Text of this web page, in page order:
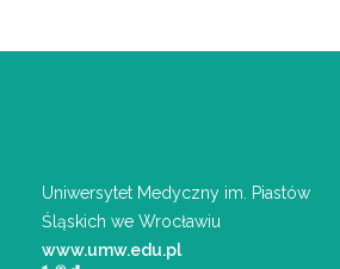
Uniwersytet Medyczny im. Piastów
Śląskich we Wrocławiu
www.umw.edu.pl